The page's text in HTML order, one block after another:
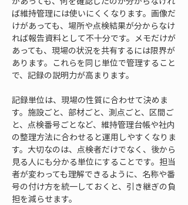
ば維持管理には使いにくくなります。画像だ
けがあっても、場所や点検結果が分からなけ
れば報告資料として不十分です。メモだけが
あっても、現場の状況を共有するには限界が
あります。これらを同じ単位で管理すること
で、記録の説明力が高まります。
記録単位は、現場の性質に合わせて決めま
す。施設ごと、部材ごと、測点ごと、区間ご
と、点検番号ごとなど、維持管理台帳や社内
の整理方法に合わせると運用しやすくなりま
す。大切なのは、点検者だけでなく、後から
見る人にも分かる単位にすることです。担当
者が変わっても理解できるように、名称や番
号の付け方を統一しておくと、引き継ぎの負
担を減らせます。